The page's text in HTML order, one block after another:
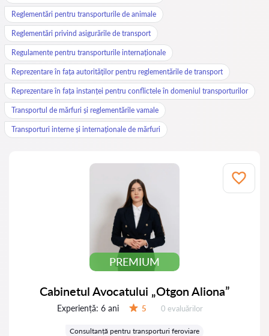
Reglementări pentru transporturile de animale
Reglementări privind asigurările de transport
Regulamente pentru transporturile internaționale
Reprezentare în fața autorităților pentru reglementările de transport
Reprezentare în fața instanței pentru conflictele în domeniul transporturilor
Transportul de mărfuri și reglementările vamale
Transporturi interne și internaționale de mărfuri
PREMIUM
Cabinetul Avocatului „Otgon Aliona”
Experiență: 6 ani 5 Evaluărilor:
0 evaluărilor
Consultanță pentru transporturi feroviare